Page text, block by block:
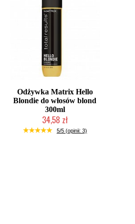
Odżywka Matrix Hello
Blondie do włosów blond
300ml
34,58 zł
Produkt wycofany
5/5 (opinii: 3)